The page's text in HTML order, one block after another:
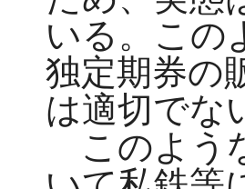
いる。この
独定期券の
は適切でな
このよう